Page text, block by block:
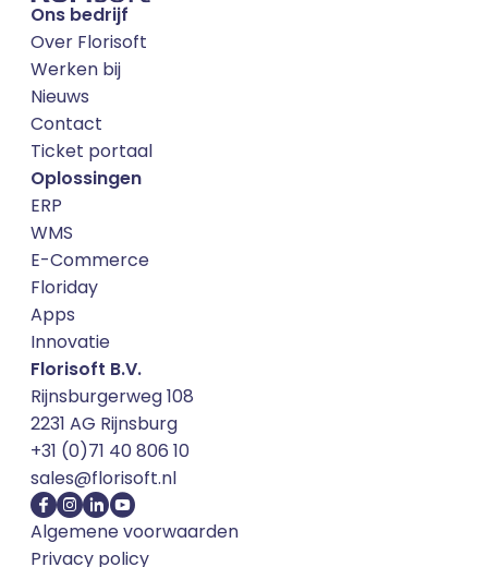
Ons bedrijf
Over Florisoft
Werken bij
Nieuws
Contact
Ticket portaal
Oplossingen
ERP
WMS
E-Commerce
Floriday
Apps
Innovatie
Florisoft B.V.
Rijnsburgerweg 108
2231 AG Rijnsburg
+31 (0)71 40 806 10
sales@florisoft.nl
Algemene voorwaarden
Privacy policy